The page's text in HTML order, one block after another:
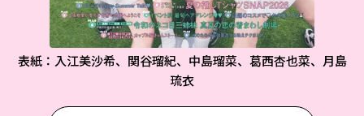
表紙：入江美沙希、関谷瑠紀、中島瑠菜、葛西杏也菜、月島
琉衣